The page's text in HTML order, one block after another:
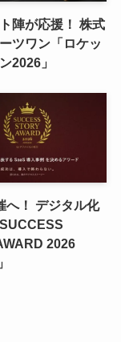
陣が応援！ 株式
ツワン「ロケッ
2026」
へ！ デジタル化
2026